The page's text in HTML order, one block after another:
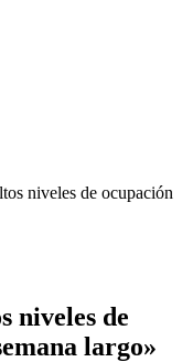
niveles de ocupación
niveles de
largo»